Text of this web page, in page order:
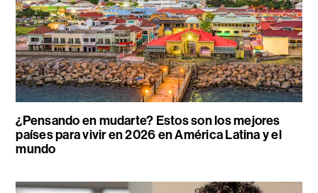
¿Pensando en mudarte? Estos son los mejores
países para vivir en 2026 en América Latina y el
mundo